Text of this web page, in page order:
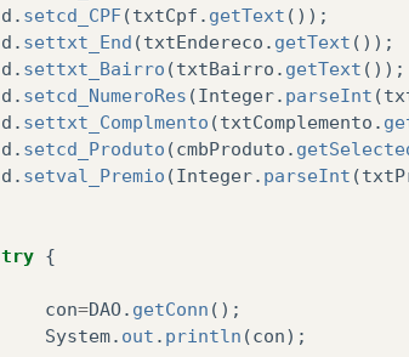
d . setcd_CPF(txtCpf . getText ());
d . settxt_End (txtEndereco . getText ());
d . settxt_Bairro (txtBairro . getText ());
d . setcd_NumeroRes (Integer. parseInt (
d . settxt_Complmento (txtComplemento .
d . setcd_Produto (cmbProduto .
d . setval_Premio (Integer. parseInt (
try {
con=DAO. getConn ();
System. out . println (con);